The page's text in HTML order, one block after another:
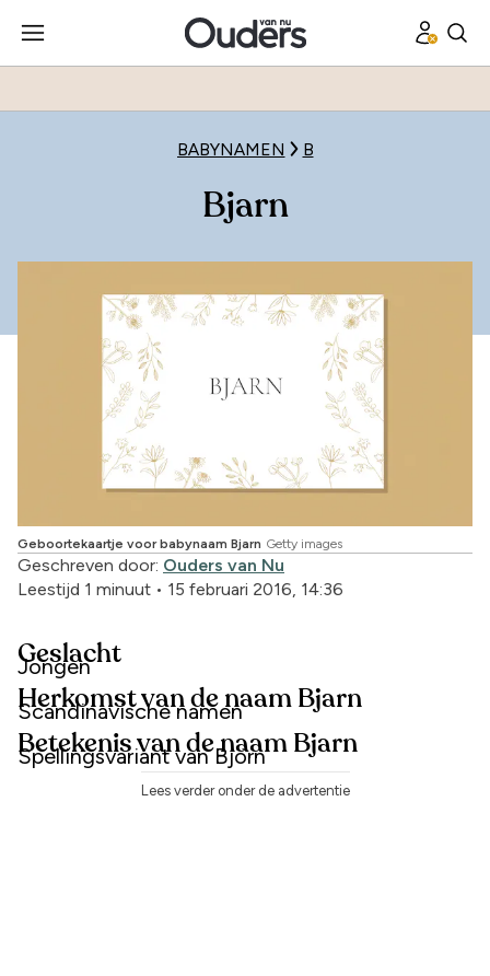
BABYNAMEN B
Bjarn
Geboortekaartje voor babynaam Bjarn Getty images
Geschreven door: Ouders van Nu
Leestijd 1 minuut • 15 februari 2016, 14:36
Geslacht
Jongen
Herkomst van de naam Bjarn
Scandinavische namen
Betekenis van de naam Bjarn
Spellingsvariant van Björn
Lees verder onder de advertentie